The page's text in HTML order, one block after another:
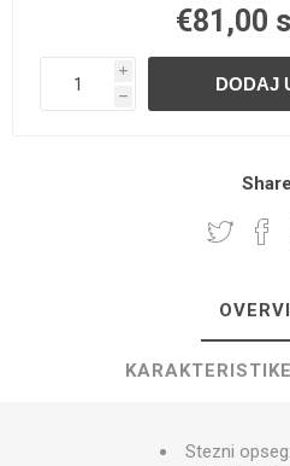
€81,00
i
h
Stezni